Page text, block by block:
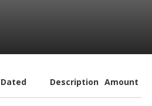
Dated Description Amount